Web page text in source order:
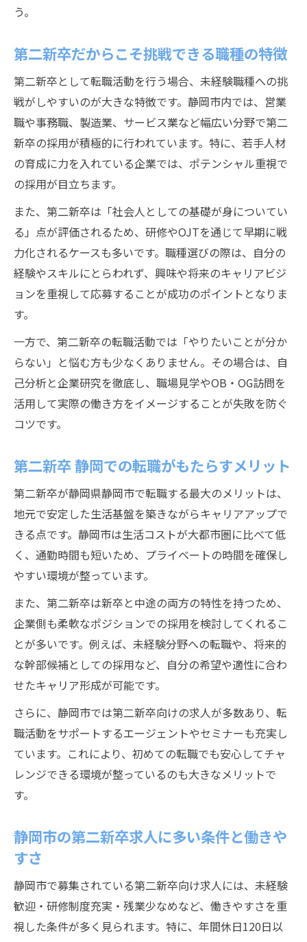
う。
第二新卒だからこそ挑戦できる職種の特徴
第二新卒として転職活動を行う場合、未経験職種への挑
戦がしやすいのが大きな特徴です。静岡市内では、営業
職や事務職、製造業、サービス業など幅広い分野で第二
新卒の採用が積極的に行われています。特に、若手人材
の育成に力を入れている企業では、ポテンシャル重視で
の採用が目立ちます。
また、第二新卒は「社会人としての基礎が身についてい
る」点が評価されるため、研修やOJTを通じて早期に戦
力化されるケースも多いです。職種選びの際は、自分の
経験やスキルにとらわれず、興味や将来のキャリアビジ
ョンを重視して応募することが成功のポイントとなりま
す。
一方で、第二新卒の転職活動では「やりたいことが分か
らない」と悩む方も少なくありません。その場合は、自
己分析と企業研究を徹底し、職場見学やOB・OG訪問を
活用して実際の働き方をイメージすることが失敗を防ぐ
コツです。
第二新卒 静岡での転職がもたらすメリット
第二新卒が静岡県静岡市で転職する最大のメリットは、
地元で安定した生活基盤を築きながらキャリアアップで
きる点です。静岡市は生活コストが大都市圏に比べて低
く、通勤時間も短いため、プライベートの時間を確保し
やすい環境が整っています。
また、第二新卒は新卒と中途の両方の特性を持つため、
企業側も柔軟なポジションでの採用を検討してくれるこ
とが多いです。例えば、未経験分野への転職や、将来的
な幹部候補としての採用など、自分の希望や適性に合わ
せたキャリア形成が可能です。
さらに、静岡市では第二新卒向けの求人が多数あり、転
職活動をサポートするエージェントやセミナーも充実し
ています。これにより、初めての転職でも安心してチャ
レンジできる環境が整っているのも大きなメリットで
す。
静岡市の第二新卒求人に多い条件と働きや
すさ
静岡市で募集されている第二新卒向け求人には、未経験
歓迎・研修制度充実・残業少なめなど、働きやすさを重
視した条件が多く見られます。特に、年間休日120日以